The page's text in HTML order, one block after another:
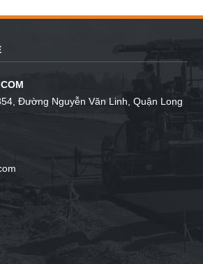
Đường Nguyễn Văn Linh, Quận Long